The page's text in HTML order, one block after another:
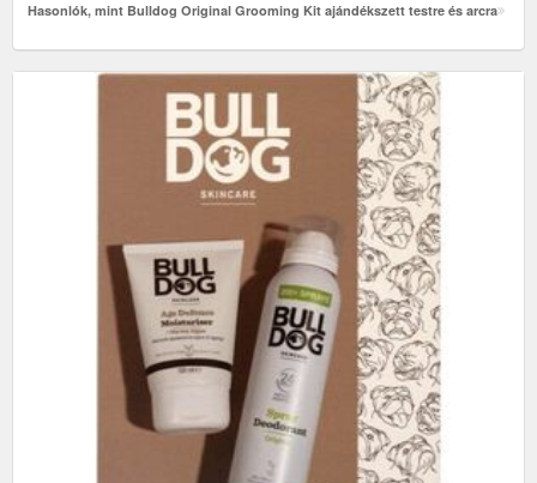
Hasonlók, mint Bulldog Original Grooming Kit ajándékszett testre és arcra